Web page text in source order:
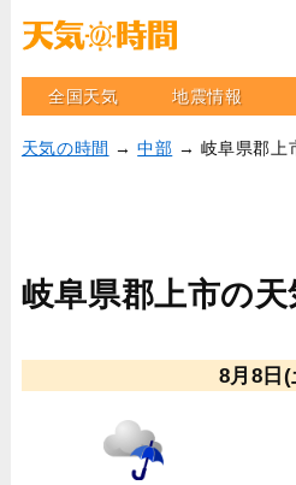
全国天気 地震情報
天気の時間 →中部 → 岐阜県郡上
岐阜県郡上市の天
8月8日(